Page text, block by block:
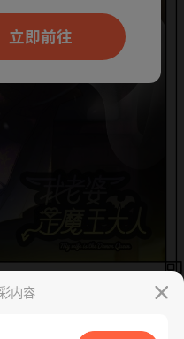
内容
可打开App新用
看
立即前往